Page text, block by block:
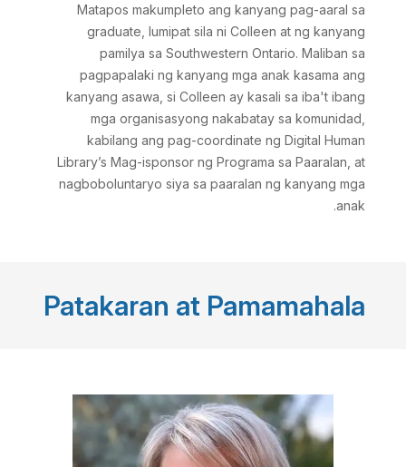
Matapos makumpleto ang kanyang pag-aaral sa
graduate, lumipat sila ni Colleen at ng kanyang
pamilya sa Southwestern Ontario. Maliban sa
pagpapalaki ng kanyang mga anak kasama ang
kanyang asawa, si Colleen ay kasali sa iba't ibang
mga organisasyong nakabatay sa komunidad,
kabilang ang pag-coordinate ng Digital Human
Library’sMag-isponsor ng Programa sa Paaralan , at
nagboboluntaryo siya sa paaralan ng kanyang mga
anak.
Patakaran at Pamamahala